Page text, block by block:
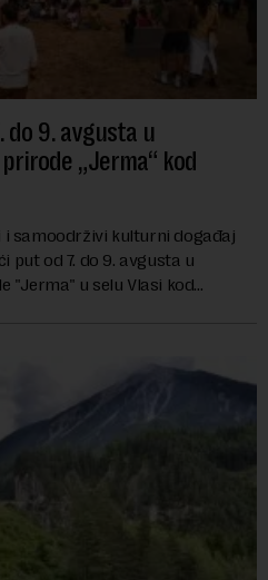
do 9. avgusta u
„Jerma“ kod
samoodrživi kulturni događaj
put od 7. do 9. avgusta u
"Jerma" u selu Vlasi kod